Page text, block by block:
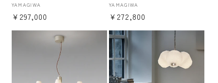
販
売
YAMAGIWA
通
常
¥297,000
販
売
YAMAGIWA
通
常
価
格
¥272,800